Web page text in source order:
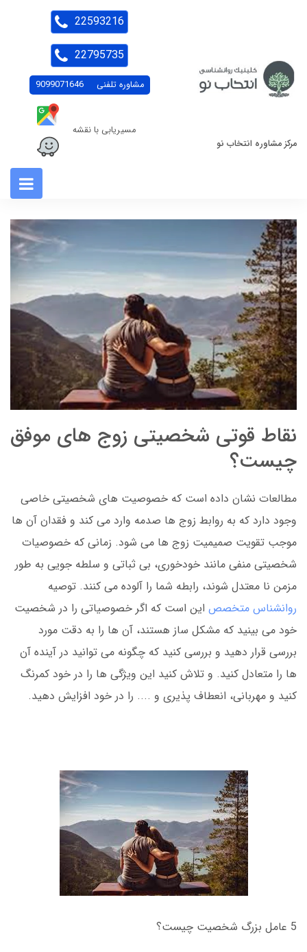
مرکز مشاوره انتخاب نو
مشاوره تلفنی 9099071646
مسیریابی با نقشه
22593216
22795735
نقاط قوتی شخصیتی زوج های موفق
چیست؟
مطالعات نشان داده است که خصوصیت های شخصیتی خاصی
وجود دارد که به روابط زوج ها صدمه وارد می کند و فقدان آن ها
موجب تقویت صمیمیت زوج ها می شود. زمانی که خصوصیات
شخصیتی منفی مانند خودخوری، بی ثباتی و سلطه جویی به طور
مزمن نا معتدل شوند، رابطه شما را آلوده می کنند. توصیه
روانشناس متخصص این است که اگر خصوصیاتی را در شخصیت
خود می بینید که مشکل ساز هستند، آن ها را به دقت مورد
بررسی قرار دهید و بررسی کنید که چگونه می توانید در آینده آن
ها را متعادل کنید. و تلاش کنید این ویژگی ها را در خود کمرنگ
کنید و مهربانی، انعطاف پذیری و .... را در خود افزایش دهید.
5 عامل بزرگ شخصیت چیست؟